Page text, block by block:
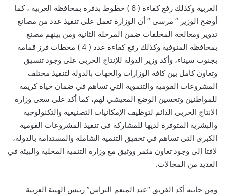
الغربية وكذلك رفع كفاءة ( 6 ) خطوط بدفره بمحافظة الغربية ، كما
أوضح الوزير ” مرسى ” أن الوزارة تعمل على تنفيذ عدد من مصانع
تدوير ومعالجة المخلفات ضمن المرحلة الثانية ومن بينهم مصنع
بمحافظة المنوفية وكذلك رفع كفاءة عدد ( 4 ) محطات فرز قمامة
بجنوب سيناء، وأكد وزير الدولة للإنتاج الحربى على وجود تنسيق
وتعاون كامل بين كافة الوزارات والجهات بالدولة لتنفيذ مختلف
المشروعات القومية والتنموية التي تساهم في ضمان حياة كريمة
للمواطنين وتحسين الوضع المعيشي لهم، كما أكد على سعى وزارة
الإنتاج الحربى الدائم لتوظيف الإمكانيات التصنيعية والتكنولوجية
والبشرية المتوفرة لديها للمشاركة فى تنفيذ المشروعات القومية
الكبرى التى تساهم في تحقيق التنمية الشاملة والمستدامة بالدولة،
لافتا إلى وجود تعاون مثمر ووثيق مع وزارة التنمية المحلية والبيئة في
العديد من المجالات.
ومن جانبه أكد الفريق “عبد المنعم التراس” رئيس الهيئة العربية